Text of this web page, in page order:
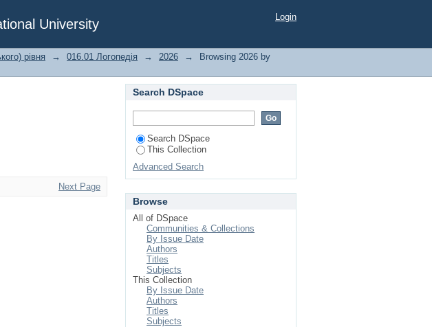
University Login
рівня → 016.01 Логопедія → 2026 →
Browsing 2026 by
Next Page
Search DSpace
Search DSpace
This Collection
Advanced Search
Browse
All of DSpace
Communities & Collections
By Issue Date
Authors
Titles
Subjects
This Collection
By Issue Date
Authors
Titles
Subjects